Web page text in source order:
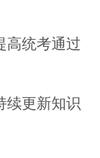
高统考通过
续更新知识